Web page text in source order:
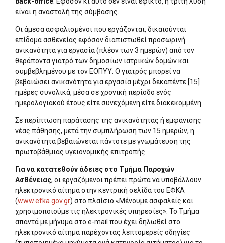
είναι η αναστολή της σύμβασης.
Οι άμεσα ασφαλισμένοι που εργάζονται, δικαιούνται
επίδομα ασθενείας εφόσον διαπιστωθεί προσωρινή
ανικανότητα για εργασία (πλέον των 3 ημερών) από τον
θεράποντα γιατρό των δημοσίων ιατρικών δομών και
συμβεβλημένου με τον ΕΟΠΥΥ. Ο γιατρός μπορεί να
βεβαιώσει ανικανότητα για εργασία μέχρι δεκαπέντε [15]
ημέρες συνολικά, μέσα σε χρονική περίοδο ενός
ημερολογιακού έτους είτε συνεχόμενη είτε διακεκομμένη.
Σε περίπτωση παράτασης της ανικανότητας ή εμφάνισης
νέας πάθησης, μετά την συμπλήρωση των 15 ημερών, η
ανικανότητα βεβαιώνεται πάντοτε με γνωμάτευση της
πρωτοβάθμιας υγειονομικής επιτροπής.
Για να κατατεθούν άδειες στο Τμήμα Παροχών
Ασθένειας, οι εργαζόμενοι πρέπει πρώτα να υποβάλλουν
ηλεκτρονικό αίτημα στην κεντρική σελίδα του ΕΦΚΑ
(www.efka.gov.gr) στο πλαίσιο «Μένουμε ασφαλείς και
χρησιμοποιούμε τις ηλεκτρονικές υπηρεσίες». Το Τμήμα
απαντά με μήνυμα στο e-mail που έχει δηλωθεί στο
ηλεκτρονικό αίτημα παρέχοντας λεπτομερείς οδηγίες